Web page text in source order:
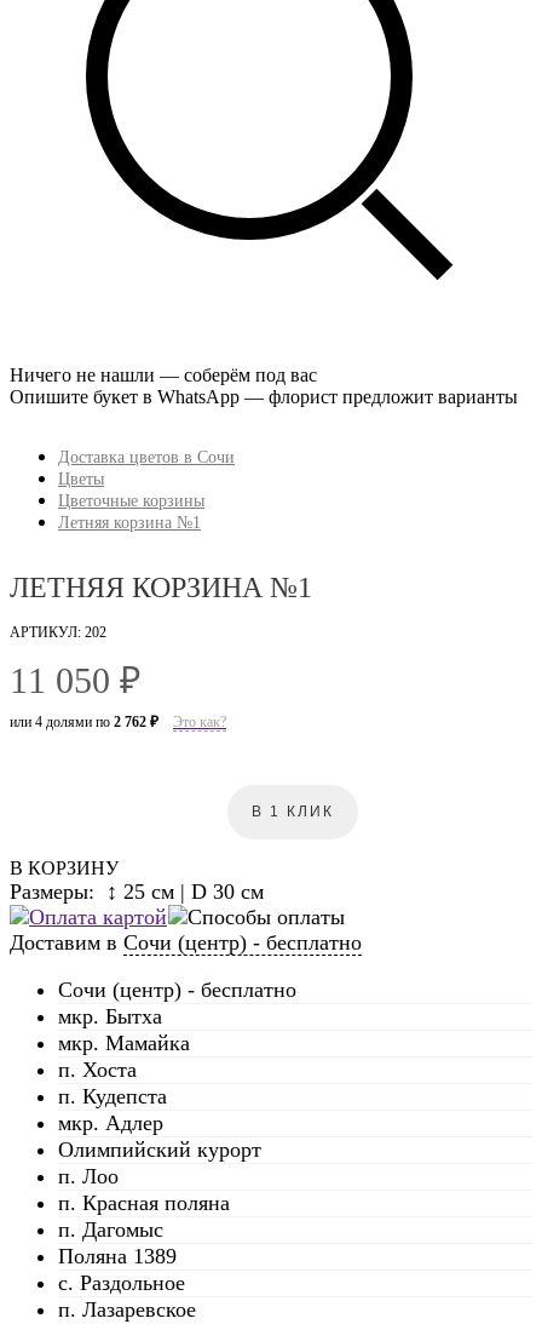
Ничего не нашли — соберём под вас
Опишите букет в WhatsApp — флорист предложит варианты
Доставка цветов в Сочи
Цветы
Цветочные корзины
Летняя корзина №1
ЛЕТНЯЯ КОРЗИНА №1
АРТИКУЛ: 202
11 050 ₽
или 4 долями по 2 762 ₽ Это как?
В КОРЗИНУ
В 1 КЛИК
Размеры: ↕ 25 см | D 30 см
Доставим в Сочи (центр) - бесплатно
Сочи (центр) - бесплатно
мкр. Бытха
мкр. Мамайка
п. Хоста
п. Кудепста
мкр. Адлер
Олимпийский курорт
п. Лоо
п. Красная поляна
п. Дагомыс
Поляна 1389
с. Раздольное
п. Лазаревское